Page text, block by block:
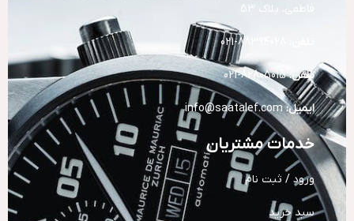
فاطمی، پلاک 53
تلفن:82805015-021
ایمیل: info@saatalef.com
خدمات مشتریان
ورود / ثبت نام
سبد خرید